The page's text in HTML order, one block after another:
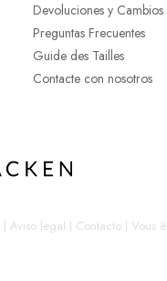
Devoluciones y Cambios
Preguntas Frecuentes
Guide des Tailles
Contacte con nosotros
| Aviso legal | Contacto | Vous